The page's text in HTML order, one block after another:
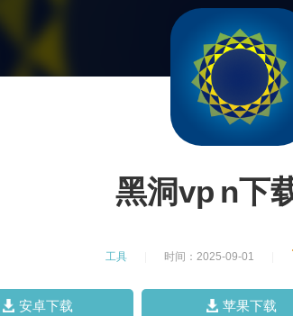
黑洞vp n下
工具 时间：2025-09-01
安卓下载 苹果下载